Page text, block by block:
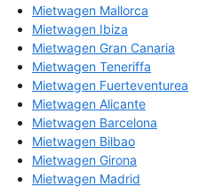
Mietwagen Mallorca
Mietwagen Ibiza
Mietwagen Gran Canaria
Mietwagen Teneriffa
Mietwagen Fuerteventurea
Mietwagen Alicante
Mietwagen Barcelona
Mietwagen Bilbao
Mietwagen Girona
Mietwagen Madrid